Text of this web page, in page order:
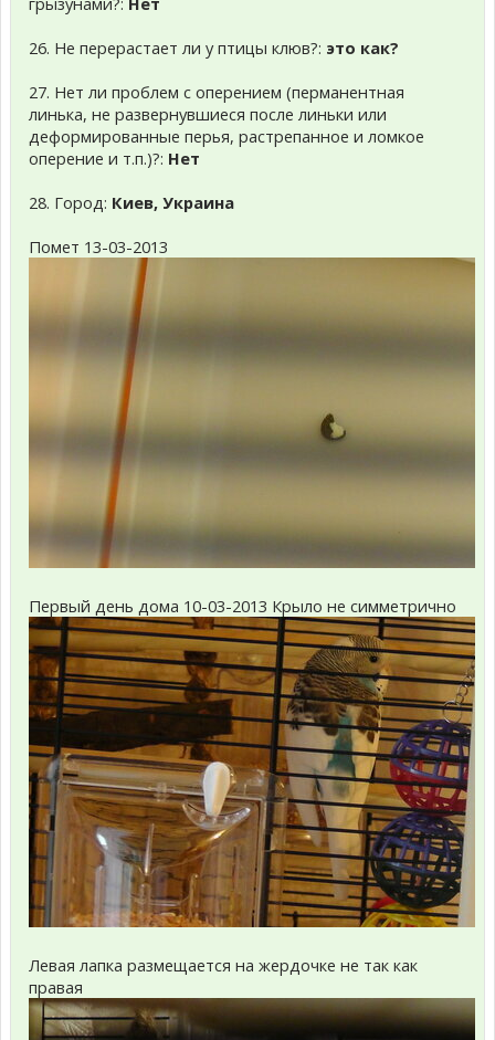
26. Не перерастает ли у птицы клюв?: это как?
27. Нет ли проблем с оперением (перманентная
линька, не развернувшиеся после линьки или
деформированные перья, растрепанное и ломкое
оперение и т.п.)?: Нет
28. Город: Киев, Украина
Помет 13-03-2013
Первый день дома 10-03-2013 Крыло не симметрично
Левая лапка размещается на жердочке не так как
правая